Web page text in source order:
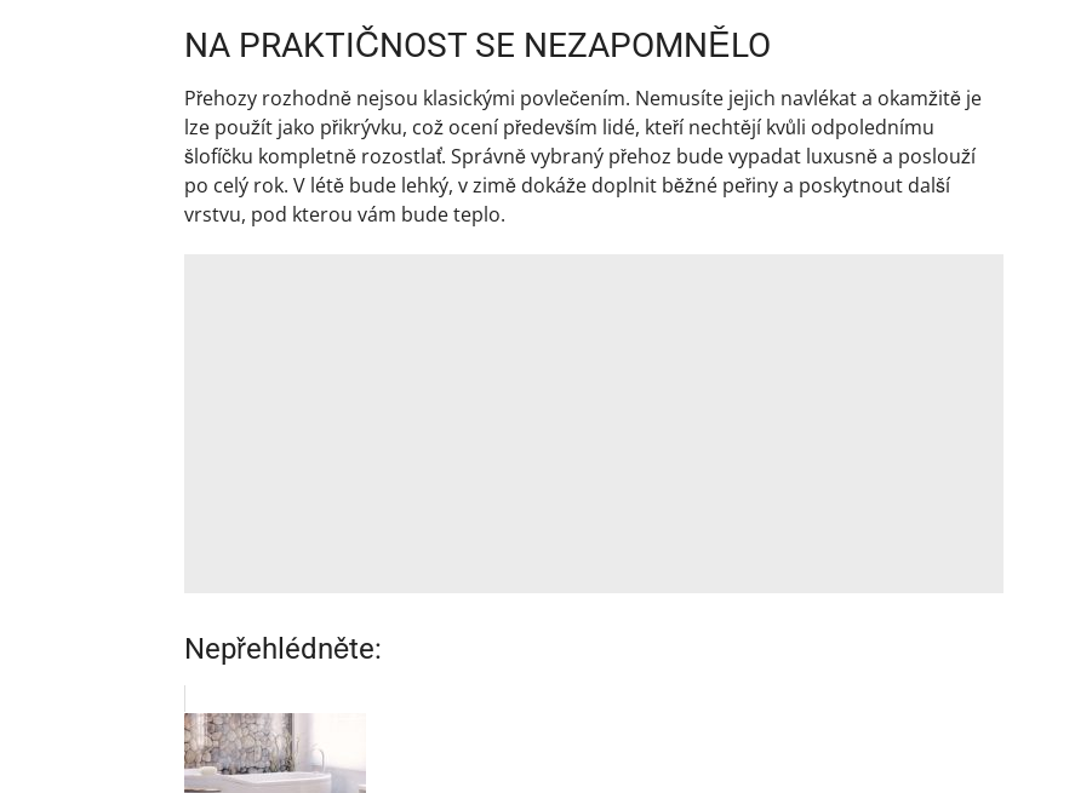
NA PRAKTIČNOST SE NEZAPOMNĚLO
Přehozy rozhodně nejsou klasickými povlečením. Nemusíte jejich navlékat a okamžitě je
lze použít jako přikrývku, což ocení především lidé, kteří nechtějí kvůli odpolednímu
šlofíčku kompletně rozostlať. Správně vybraný přehoz bude vypadat luxusně a poslouží
po celý rok. V létě bude lehký, v zimě dokáže doplnit běžné peřiny a poskytnout další
vrstvu, pod kterou vám bude teplo.
Nepřehlédněte: